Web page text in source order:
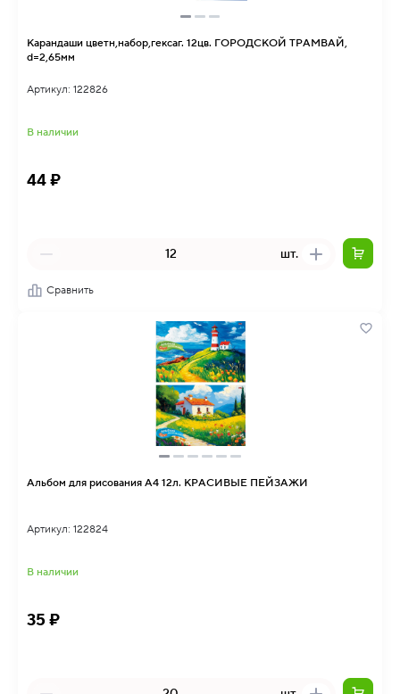
Карандаши цветн,набор,гексаг. 12цв. ГОРОДСКОЙ ТРАМВАЙ,
d=2,65мм
Артикул: 122826
В наличии
44 ₽
шт.
Сравнить
Альбом для рисования А4 12л. КРАСИВЫЕ ПЕЙЗАЖИ
Артикул: 122824
В наличии
35 ₽